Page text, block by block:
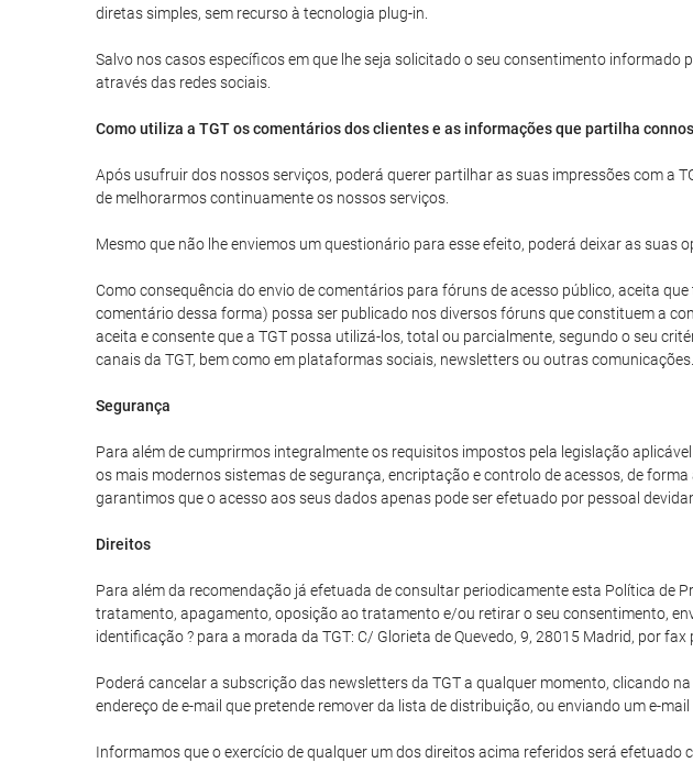
diretas simples, sem recurso à tecnologia plug-in.
Salvo nos casos específicos em que lhe seja solicitado o seu consentimento
através das redes sociais.
Como utiliza a TGT os comentários dos clientes e as informações que partilha
Após usufruir dos nossos serviços, poderá querer partilhar as suas impressões com a
de melhorarmos continuamente os nossos serviços.
Mesmo que não lhe enviemos um questionário para esse efeito, poderá deixar as
Como consequência do envio de comentários para fóruns de acesso público, aceita
comentário dessa forma) possa ser publicado nos diversos fóruns que constituem a
aceita e consente que a TGT possa utilizá-los, total ou parcialmente, segundo o seu
canais da TGT, bem como em plataformas sociais, newsletters ou outras comunicações.
Segurança
Para além de cumprirmos integralmente os requisitos impostos pela legislação
os mais modernos sistemas de segurança, encriptação e controlo de acessos, de
garantimos que o acesso aos seus dados apenas pode ser efetuado por pessoal
Direitos
Para além da recomendação já efetuada de consultar periodicamente esta Política de
tratamento, apagamento, oposição ao tratamento e/ou retirar o seu consentimento,
identificação ? para a morada da TGT: C/ Glorieta de Quevedo, 9, 28015 Madrid, por
Poderá cancelar a subscrição das newsletters da TGT a qualquer momento, clicando
endereço de e-mail que pretende remover da lista de distribuição, ou enviando um e-
Informamos que o exercício de qualquer um dos direitos acima referidos será